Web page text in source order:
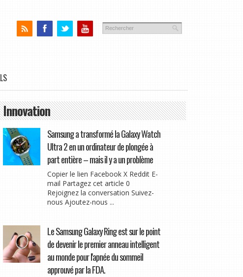
Innovation
Samsung a transformé la Galaxy Watch
Ultra 2 en un ordinateur de plongée à
part entière – mais il y a un problème
Copier le lien Facebook X Reddit E-
mail Partagez cet article 0
Rejoignez la conversation Suivez-
nous Ajoutez-nous ...
Le Samsung Galaxy Ring est sur le point
de devenir le premier anneau intelligent
au monde pour l'apnée du sommeil
approuvé par la FDA.